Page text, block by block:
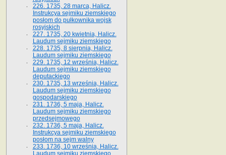
226. 1735, 28 marca, Halicz.
Instrukcya sejmiku ziemskiego
posłom do pułkownika wojsk
rosyjskich
227. 1735, 20 kwietnia, Halicz.
Laudum sejmiku ziemskiego
228. 1735, 8 sierpnia, Halicz.
Laudum sejmiku ziemskiego
229. 1735, 12 września, Halicz.
Laudum sejmiku ziemskiego
deputackiego
230. 1735, 13 września, Halicz.
Laudum sejmiku ziemskiego
gospodarskiego
231. 1736, 5 maja, Halicz.
Laudum sejmiku ziemskiego
przedsejmowego
232. 1736, 5 maja, Halicz.
Instrukcya sejmiku ziemskiego
posłom na sejm walny
233. 1736, 10 września, Halicz.
Laudum sejmiku ziemskiego